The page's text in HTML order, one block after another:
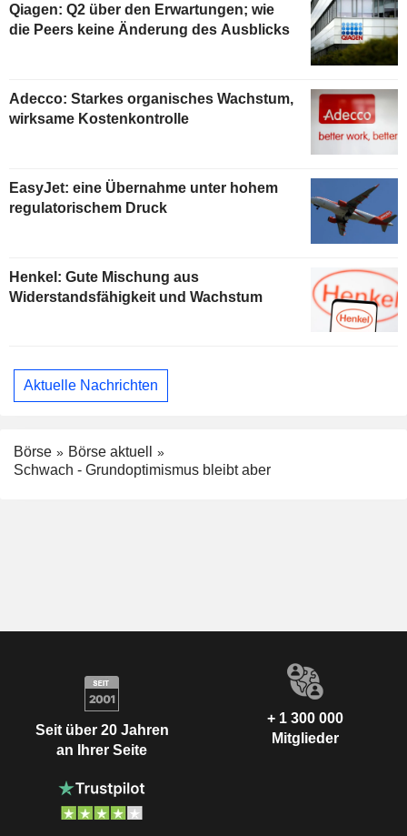
Qiagen: Q2 über den Erwartungen; wie
die Peers keine Änderung des Ausblicks
Adecco: Starkes organisches Wachstum,
wirksame Kostenkontrolle
EasyJet: eine Übernahme unter hohem
regulatorischem Druck
Henkel: Gute Mischung aus
Widerstandsfähigkeit und Wachstum
Aktuelle Nachrichten
Börse
Börse aktuell
Schwach - Grundoptimismus bleibt aber
Seit über 20 Jahren
an Ihrer Seite
+ 1 300 000
Mitglieder